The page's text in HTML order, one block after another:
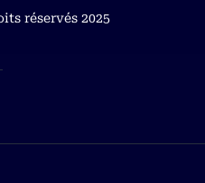
réservés 2025